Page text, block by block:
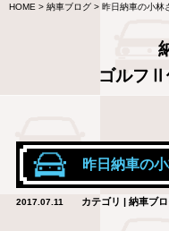
HOME > 納車ブログ > 昨日納車の小林
ゴルフⅡ
昨日納車の
2017.07.11 カテゴリ | 納車ブ